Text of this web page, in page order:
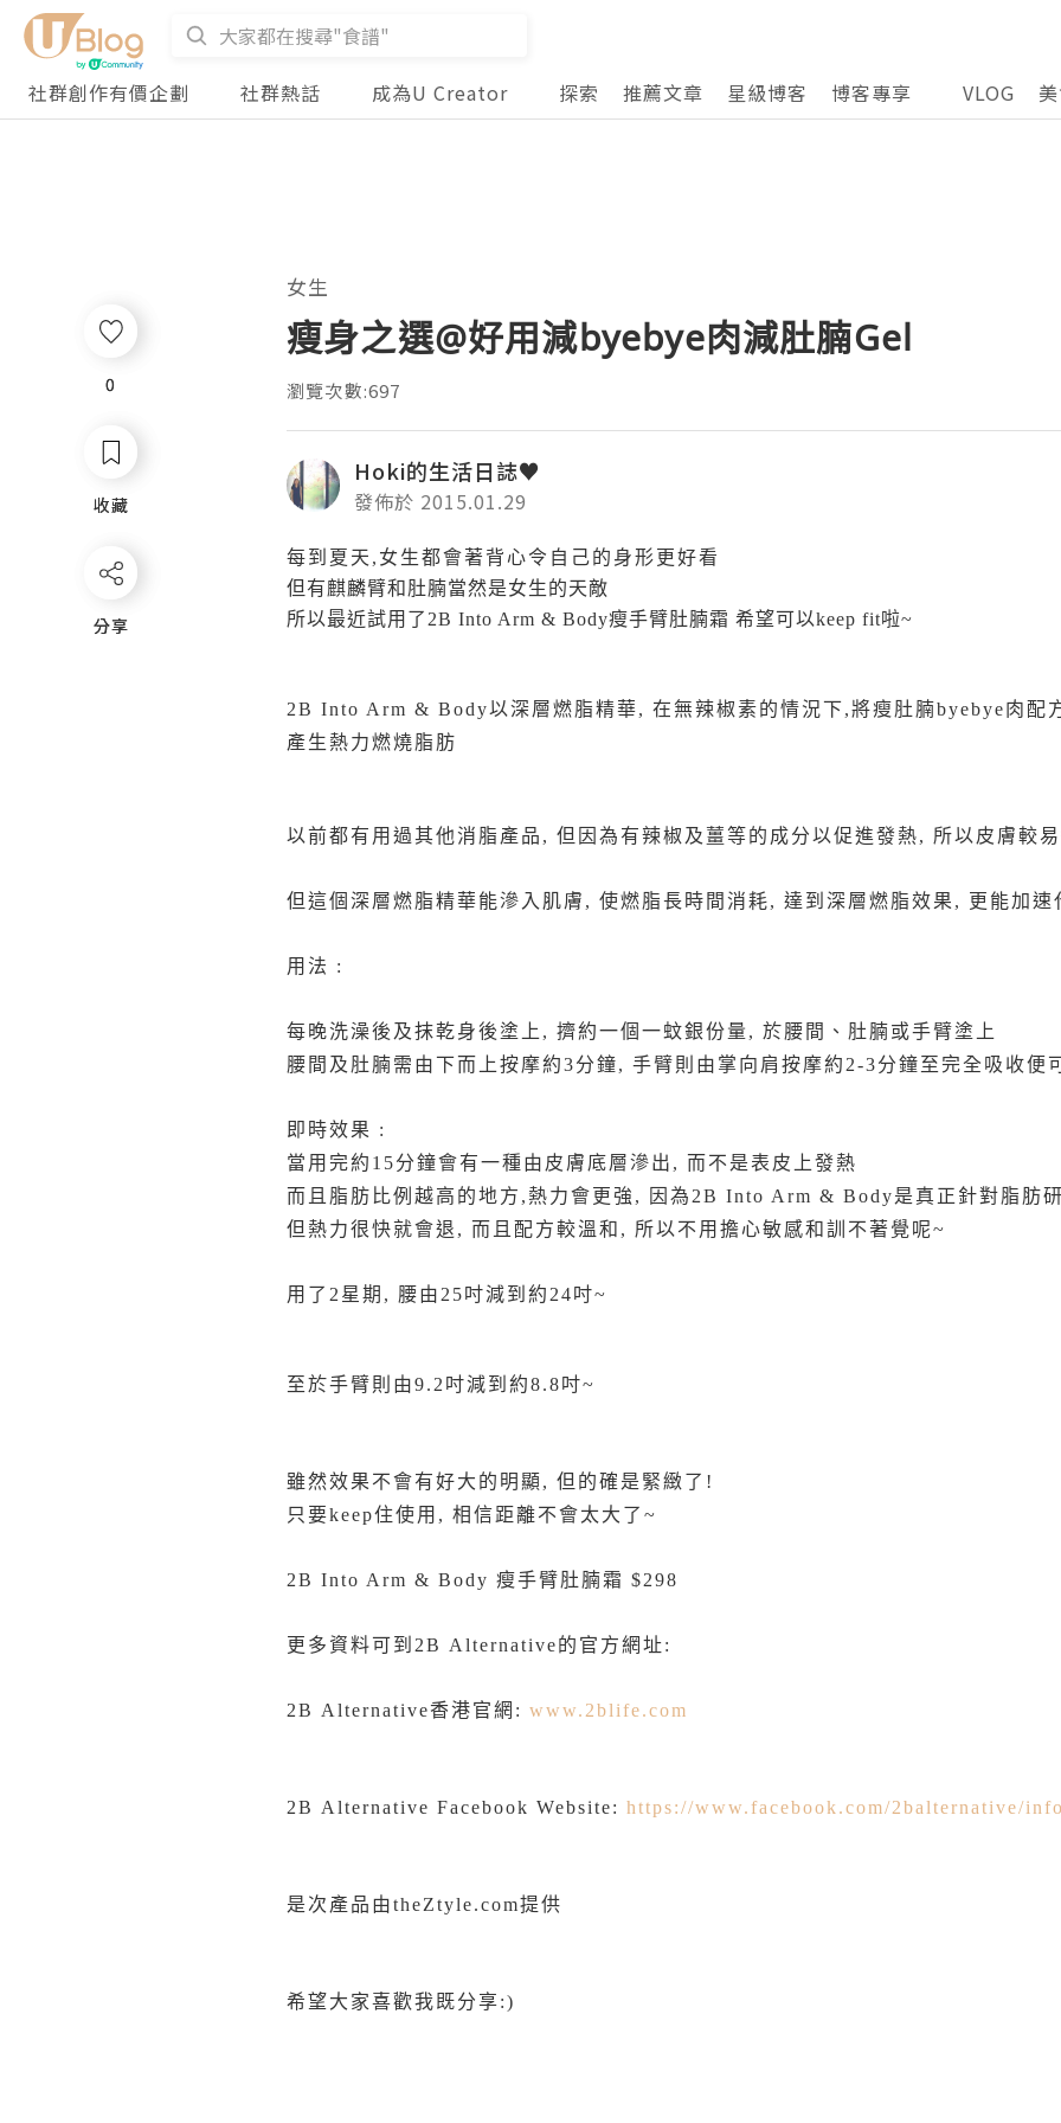
社群創作有價企劃
社群熱話 成為U Creator 探索 推薦文章 星級博客 博客專享 VLOG
0
收藏
分享
女生
瘦身之選@好用減byebye肉減肚腩Gel
瀏覽次數:697
Hoki的生活日誌♥
發佈於 2015.01.29
每到夏天,女生都會著背心令自己的身形更好看
但有麒麟臂和肚腩當然是女生的天敵
所以最近試用了2B Into Arm & Body瘦手臂肚腩霜 希望可以keep fit啦~
2B Into Arm & Body以深層燃脂精華, 在無辣椒素的情況下,將瘦肚腩byebye肉配
產生熱力燃燒脂肪
以前都有用過其他消脂產品, 但因為有辣椒及薑等的成分以促進發熱, 所以皮膚較
但這個深層燃脂精華能滲入肌膚, 使燃脂長時間消耗, 達到深層燃脂效果, 更能加速
用法 :
每晚洗澡後及抹乾身後塗上, 擠約一個一蚊銀份量, 於腰間、肚腩或手臂塗上
腰間及肚腩需由下而上按摩約3分鐘, 手臂則由掌向肩按摩約2-3分鐘至完全吸收便
即時效果 :
當用完約15分鐘會有一種由皮膚底層滲出, 而不是表皮上發熱
而且脂肪比例越高的地方,熱力會更強, 因為2B Into Arm & Body是真正針對脂肪
但熱力很快就會退, 而且配方較溫和, 所以不用擔心敏感和訓不著覺呢~
用了2星期, 腰由25吋減到約24吋~
至於手臂則由9.2吋減到約8.8吋~
雖然效果不會有好大的明顯, 但的確是緊緻了!
只要keep住使用, 相信距離不會太大了~
2B Into Arm & Body 瘦手臂肚腩霜 $298
更多資料可到2B Alternative的官方網址:
2B Alternative香港官網: www.2blife.com
2B Alternative Facebook Website: https://www.facebook.com/2balternative/
是次產品由theZtyle.com提供
希望大家喜歡我既分享:)
0
收藏
分享